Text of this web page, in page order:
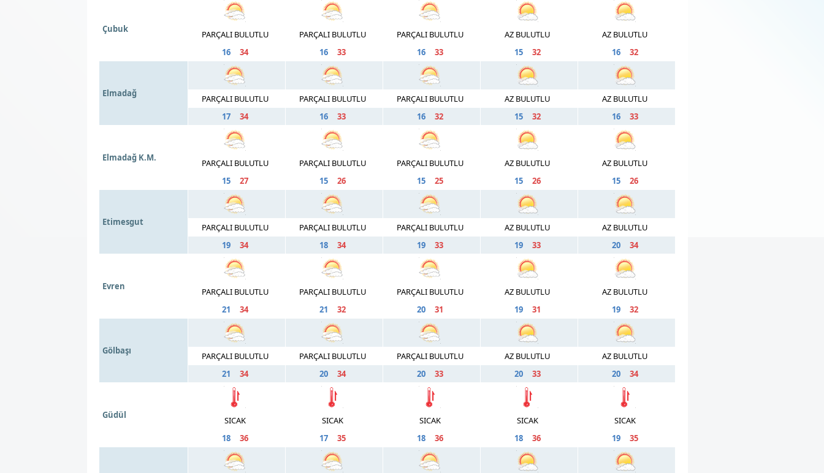
Çubuk PARÇALI BULUTLU PARÇALI BULUTLU PARÇALI BULUTLU AZ BULUTLU
AZ BULUTLU
16
34 16 33 16 33 15 32 16 32
Elmadağ PARÇALI BULUTLU PARÇALI BULUTLU PARÇALI BULUTLU AZ BULUTLU
AZ BULUTLU
17
34 16 33 16 32 15 32 16 33
Elmadağ K.M. PARÇALI BULUTLU PARÇALI BULUTLU PARÇALI BULUTLU AZ BULUTLU
AZ BULUTLU
15
27 15 26 15 25 15 26 15 26
Etimesgut PARÇALI BULUTLU PARÇALI BULUTLU PARÇALI BULUTLU AZ BULUTLU
AZ BULUTLU
19
34 18 34 19 33 19 33 20 34
Evren PARÇALI BULUTLU PARÇALI BULUTLU PARÇALI BULUTLU AZ BULUTLU
AZ BULUTLU
21
34 21 32 20 31 19 31 19 32
Gölbaşı PARÇALI BULUTLU PARÇALI BULUTLU PARÇALI BULUTLU AZ BULUTLU
AZ BULUTLU
21
34 20 34 20 33 20 33 20 34
Güdül SICAK SICAK SICAK SICAK
SICAK
18
36 17 35 18 36 18 36 19 35